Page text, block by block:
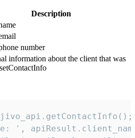
Description
number
information about the client that was
',